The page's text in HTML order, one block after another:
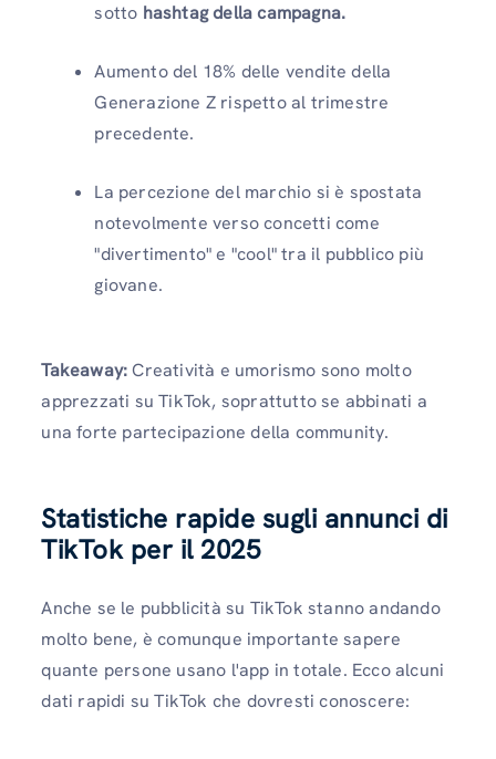
sotto hashtag della campagna.
Aumento del 18% delle vendite della
Generazione Z rispetto al trimestre
precedente.
La percezione del marchio si è spostata
notevolmente verso concetti come
"divertimento" e "cool" tra il pubblico più
giovane.
Takeaway:Creatività e umorismo sono molto
apprezzati su TikTok, soprattutto se abbinati a
una forte partecipazione della community.
Statistiche rapide sugli annunci di
TikTok per il 2025
Anche se le pubblicità su TikTok stanno andando
molto bene, è comunque importante sapere
quante persone usano l'app in totale. Ecco alcuni
dati rapidi su TikTok che dovresti conoscere: